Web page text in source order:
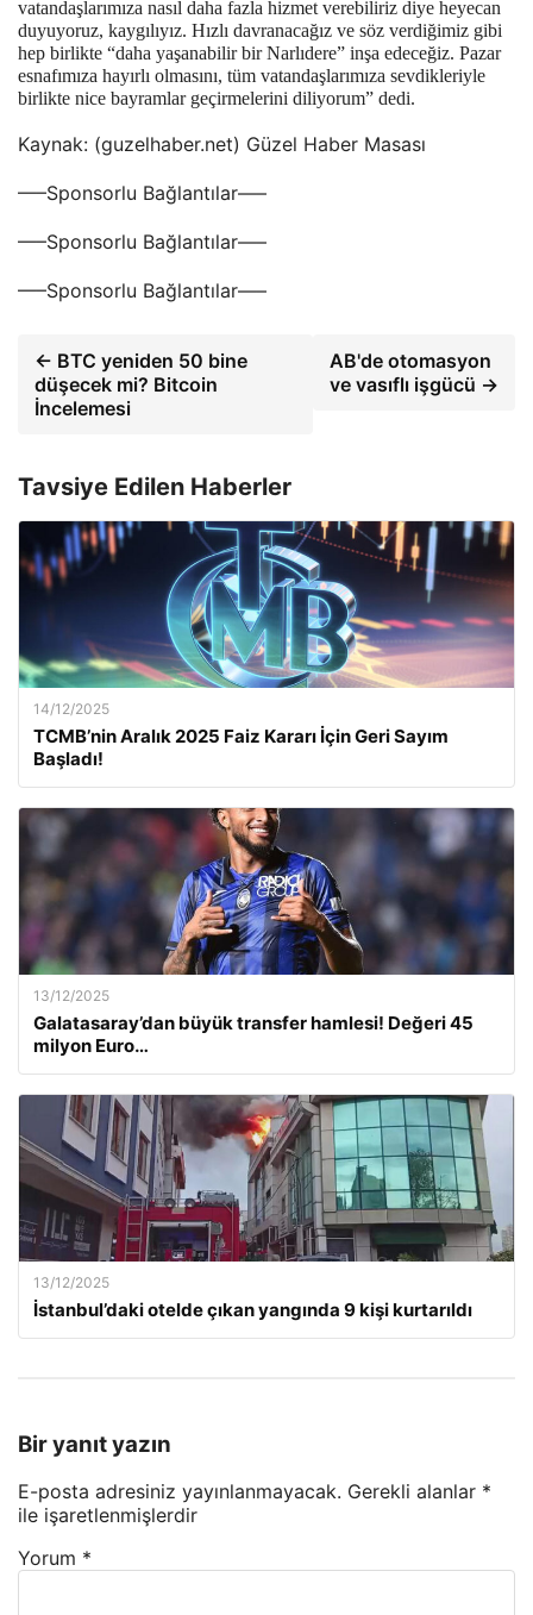
vatandaşlarımıza nasıl daha fazla hizmet verebiliriz diye heyecan
duyuyoruz, kaygılıyız. Hızlı davranacağız ve söz verdiğimiz gibi
hep birlikte “daha yaşanabilir bir Narlıdere” inşa edeceğiz. Pazar
esnafımıza hayırlı olmasını, tüm vatandaşlarımıza sevdikleriyle
birlikte nice bayramlar geçirmelerini diliyorum” dedi.
Kaynak: (guzelhaber.net) Güzel Haber Masası
—–Sponsorlu Bağlantılar—–
—–Sponsorlu Bağlantılar—–
—–Sponsorlu Bağlantılar—–
← BTC yeniden 50 bine
düşecek mi? Bitcoin
İncelemesi
AB'de otomasyon
ve vasıflı işgücü →
Tavsiye Edilen Haberler
14/12/2025
TCMB’nin Aralık 2025 Faiz Kararı İçin Geri Sayım
Başladı!
13/12/2025
Galatasaray’dan büyük transfer hamlesi! Değeri 45
milyon Euro…
13/12/2025
İstanbul’daki otelde çıkan yangında 9 kişi kurtarıldı
Bir yanıt yazın
E-posta adresiniz yayınlanmayacak. Gerekli alanlar *
ile işaretlenmişlerdir
Yorum *